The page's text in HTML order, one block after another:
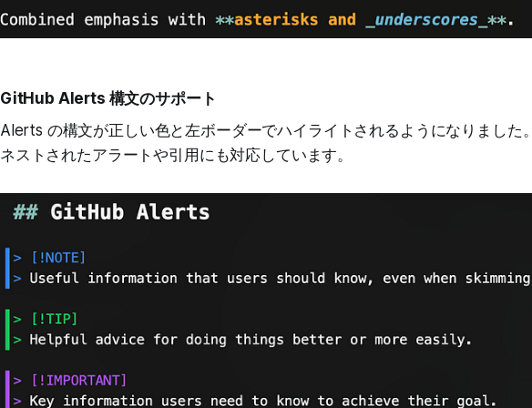
GitHub Alerts 構文のサポート
Alerts の構文が正しい色と左ボーダーでハイライトされるようになりました
ネストされたアラートや引用にも対応しています。